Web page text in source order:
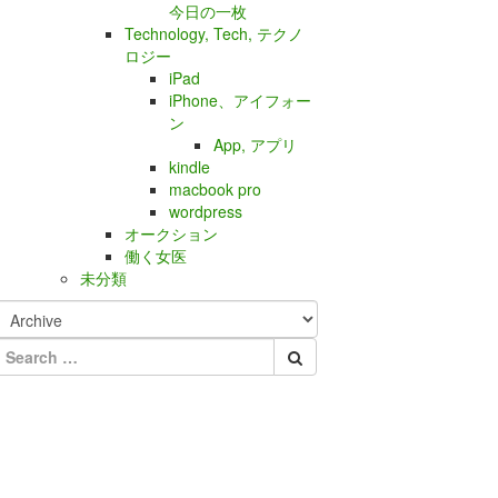
今日の一枚
Technology, Tech, テクノ
ロジー
iPad
iPhone、アイフォー
ン
App, アプリ
kindle
macbook pro
wordpress
オークション
働く女医
未分類